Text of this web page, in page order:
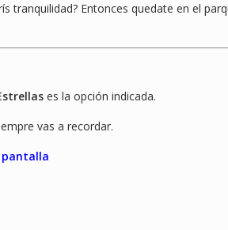
tranquilidad? Entonces quedate en el
es la opción indicada.
vas a recordar.
pantalla